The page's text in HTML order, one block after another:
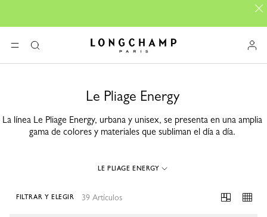
MENÚBuscar Longchamp - Home
Le Pliage Energy
La línea Le Pliage Energy, urbana y unisex, se presenta en una amplia
gama de colores y materiales que subliman el día a día.
LE PLIAGE ENERGY
39 Artículos
FILTRAR Y ELEGIR